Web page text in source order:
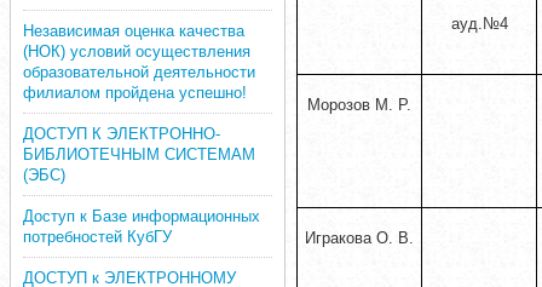
Независимая оценка качества
(НОК) условий осуществления
образовательной деятельности
филиалом пройдена успешно!
ДОСТУП К ЭЛЕКТРОННО-
БИБЛИОТЕЧНЫМ СИСТЕМАМ
(ЭБС)
Доступ к Базе информационных
потребностей КубГУ
ДОСТУП к ЭЛЕКТРОННОМУ
ауд.№4
Морозов М. Р.
Игракова О. В.